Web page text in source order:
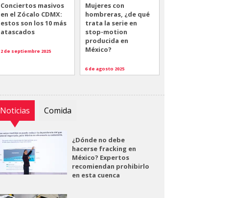
Conciertos masivos
en el Zócalo CDMX:
estos son los 10 más
atascados
2 de septiembre 2025
Mujeres con
hombreras, ¿de qué
trata la serie en
stop-motion
producida en
México?
6 de agosto 2025
Noticias Comida
¿Dónde no debe
hacerse fracking en
México? Expertos
recomiendan prohibirlo
en esta cuenca